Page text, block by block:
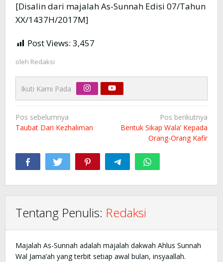
[Disalin dari majalah As-Sunnah Edisi 07/Tahun
XX/1437H/2017M]
Post Views: 3,457
oleh Redaksi
Ikuti Kami Pada
Navigasi
pos
Pos sebelumnya
Taubat Dari Kezhaliman
Pos berikutnya
Bentuk Sikap Wala’ Kepada
Orang-Orang Kafir
Tentang Penulis: Redaksi
Majalah As-Sunnah adalah majalah dakwah Ahlus Sunnah
Wal Jama’ah yang terbit setiap awal bulan, insyaallah.